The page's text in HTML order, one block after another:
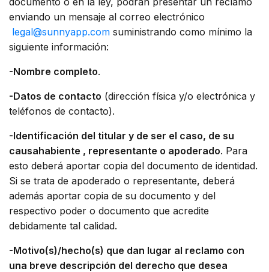
enviando un mensaje al correo electrónico
legal@sunnyapp.com suministrando como mínimo la
siguiente información:
-Nombre completo.
-Datos de contacto (dirección física y/o electrónica y
teléfonos de contacto).
-Identificación del titular y de ser el caso, de su
causahabiente , representante o apoderado. Para
esto deberá aportar copia del documento de identidad.
Si se trata de apoderado o representante, deberá
además aportar copia de su documento y del
respectivo poder o documento que acredite
debidamente tal calidad.
-Motivo(s)/hecho(s) que dan lugar al reclamo con
una breve descripción del derecho que desea